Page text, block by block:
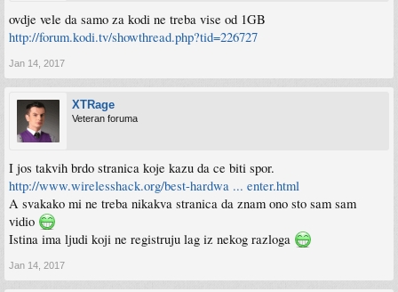
ovdje vele da samo za kodi ne treba vise od 1GB
http://forum.kodi.tv/showthread.php?tid=226727
Jan 14, 2017
XTRage
Veteran foruma
I jos takvih brdo stranica koje kazu da ce biti spor.
http://www.wirelesshack.org/best-hardwa ... enter.html
A svakako mi ne treba nikakva stranica da znam ono sto sam sam
vidio
Istina ima ljudi koji ne registruju lag iz nekog razloga
Jan 14, 2017